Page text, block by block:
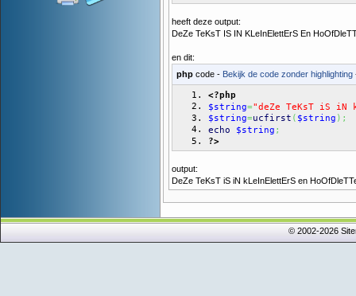
heeft deze output:
DeZe TeKsT IS IN KLeInElettErS En
en dit:
php code - Bekijk de code zonder highlighting
<?php
$string="deZe TeKsT iS iN
$string=ucfirst ( $string ) ;
echo
$string ;
?>
output:
DeZe TeKsT iS iN kLeInElettErS en
© 2002-2026